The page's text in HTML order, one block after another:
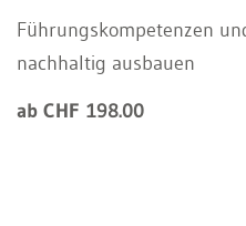
Führungskompetenzen
nachhaltig ausbauen
ab CHF 198.00